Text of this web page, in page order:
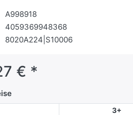
A998918
4059369948368
8020A224|S10006
€ *
3+